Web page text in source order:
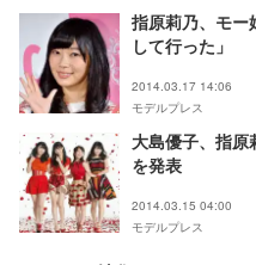
指原莉乃、モー
して行った」
2014.03.17 14:06
モデルプレス
大島優子、指
を発表
2014.03.15 04:00
モデルプレス